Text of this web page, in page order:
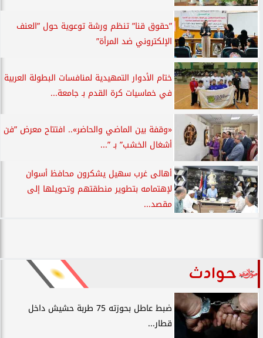
”حقوق قنا” تنظم ورشة توعوية حول ”العنف
الإلكتروني ضد المرأة”
ختام الأدوار التمهيدية لمنافسات البطولة العربية
في خماسيات كرة القدم بـ جامعة...
«وقفة بين الماضي والحاضر».. افتتاح معرض ”فن
أشغال الخشب” بـ ”...
أهالى غرب سهيل يشكرون محافظ أسوان
لإهتمامه بتطوير منطقتهم وتحويلها إلى
مقصد...
حوادث
ضبط عاطل بحوزته 75 طربة حشيش داخل
قطار...